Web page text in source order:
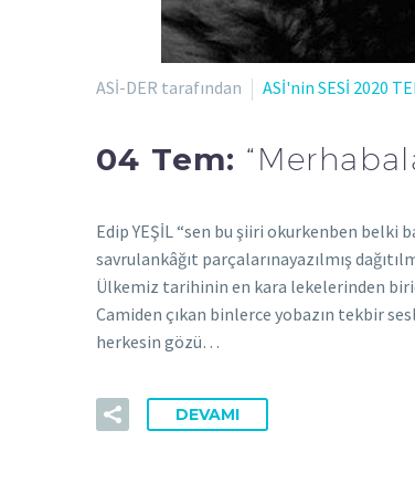
ASİ-DER tarafından ASİ'nin SESİ 2020
04 Tem:
Edip YEŞİL “sen bu şiiri okurkenben
savrulankâğıt parçalarınayazılmış
Ülkemiz tarihinin en kara lekelerinden
Camiden çıkan binlerce yobazın tekbir
herkesin gözü…
DEVAMI